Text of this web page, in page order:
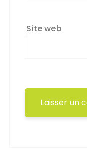
Site web